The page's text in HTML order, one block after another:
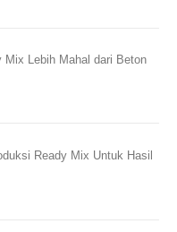
Mix Lebih Mahal dari Beton
Ready Mix Untuk Hasil